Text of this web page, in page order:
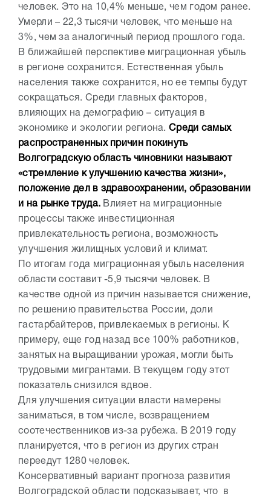
человек. Это на 10,4% меньше, чем годом ранее.
Умерли – 22,3 тысячи человек, что меньше на
3%, чем за аналогичный период прошлого года.
В ближайшей перспективе миграционная убыль
в регионе сохранится. Естественная убыль
населения также сохранится, но ее темпы будут
сокращаться. Среди главных факторов,
влияющих на демографию – ситуация в
экономике и экологии региона.Среди самых
распространенных причин покинуть
Волгоградскую область чиновники называют
«стремление к улучшению качества жизни»,
положение дел в здравоохранении, образовании
и на рынке труда. Влияет на миграционные
процессы также инвестиционная
привлекательность региона, возможность
улучшения жилищных условий и климат.
По итогам года миграционная убыль населения
области составит -5,9 тысячи человек. В
качестве одной из причин называется снижение,
по решению правительства России, доли
гастарбайтеров, привлекаемых в регионы. К
примеру, еще год назад все 100% работников,
занятых на выращивании урожая, могли быть
трудовыми мигрантами. В текущем году этот
показатель снизился вдвое.
Для улучшения ситуации власти намерены
заниматься, в том числе, возвращением
соотечественников из-за рубежа. В 2019 году
планируется, что в регион из других стран
переедут 1280 человек.
Консервативный вариант прогноза развития
Волгоградской области подсказывает, что в